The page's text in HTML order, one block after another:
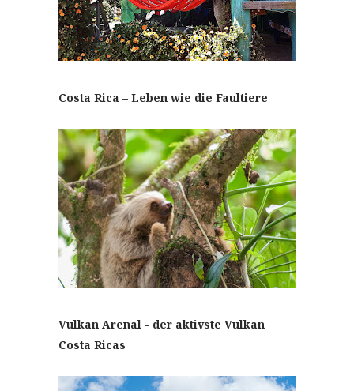
Costa Rica – Leben wie die Faultiere
Vulkan Arenal - der aktivste Vulkan
Costa Ricas